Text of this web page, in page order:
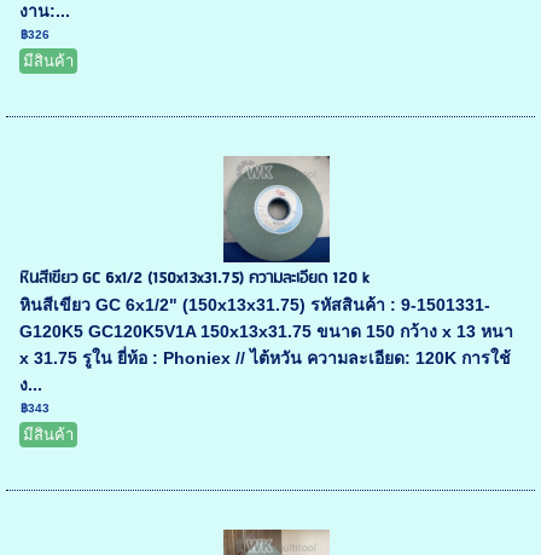
งาน:...
฿326
มีสินค้า
หินสีเขียว GC 6x1/2 (150x13x31.75) ความละเอียด 120 k
หินสีเขียว GC 6x1/2" (150x13x31.75) รหัสสินค้า : 9-1501331-
G120K5 GC120K5V1A 150x13x31.75 ขนาด 150 กว้าง x 13 หนา
x 31.75 รูใน ยี่ห้อ : Phoniex // ไต้หวัน ความละเอียด: 120K การใช้
ง...
฿343
มีสินค้า